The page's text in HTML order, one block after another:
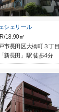
シェリール
18.90㎡
市長田区大橋町３丁目
新長田」駅 徒歩4分